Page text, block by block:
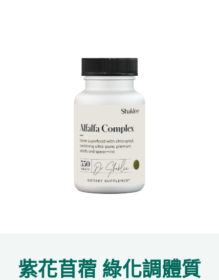
紫花苜蓿 綠化調體質